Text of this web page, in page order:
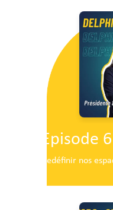
Episode 6
Redéfinir nos